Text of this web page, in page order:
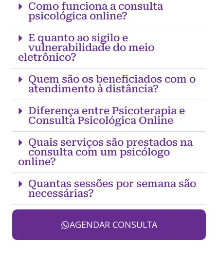
Como funciona a consulta
psicológica online?
E quanto ao sigilo e
vulnerabilidade do meio
eletrônico?
Quem são os beneficiados com o
atendimento à distância?
Diferença entre Psicoterapia e
Consulta Psicológica Online
Quais serviços são prestados na
consulta com um psicólogo
online?
Quantas sessões por semana são
necessárias?
AGENDAR CONSULTA